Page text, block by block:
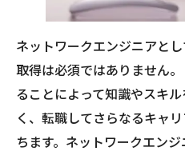
ネットワークエンジニアと
取得は必須ではありません
ることによって知識やスキ
く、転職してさらなるキャ
ちます。ネットワークエン